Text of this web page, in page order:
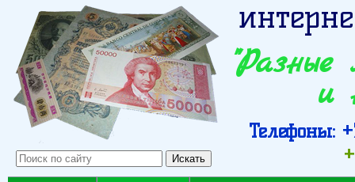
и
Телефоны: